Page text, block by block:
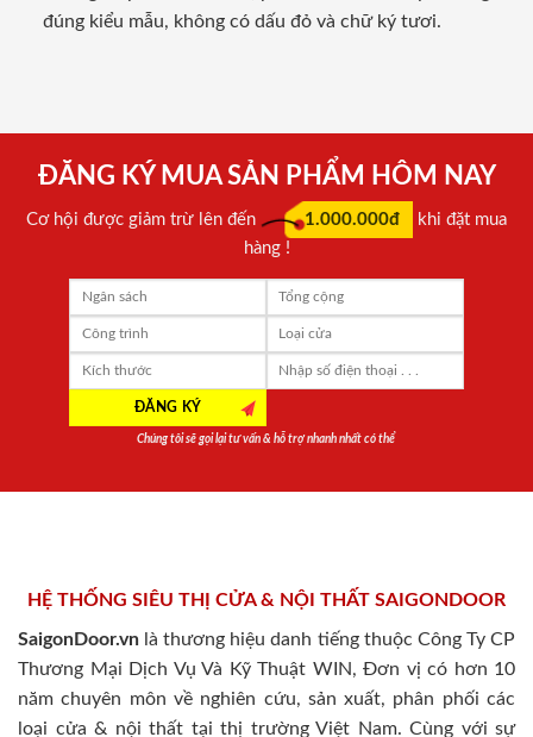
đúng kiểu mẫu, không có dấu đỏ và chữ ký tươi.
ĐĂNG KÝ MUA SẢN PHẨM HÔM NAY
Cơ hội được giảm trừ lên đến 1.000.000đ
khi đặt mua
hàng !
Chúng tôi sẽ gọi lại tư vấn & hỗ trợ nhanh nhất có thể
HỆ THỐNG SIÊU THỊ CỬA & NỘI THẤT SAIGONDOOR
SaigonDoor.vn là thương hiệu danh tiếng thuộc Công Ty CP
Thương Mại Dịch Vụ Và Kỹ Thuật WIN, Đơn vị có hơn 10
năm chuyên môn về nghiên cứu, sản xuất, phân phối các
loại cửa & nội thất tại thị trường Việt Nam. Cùng với sự